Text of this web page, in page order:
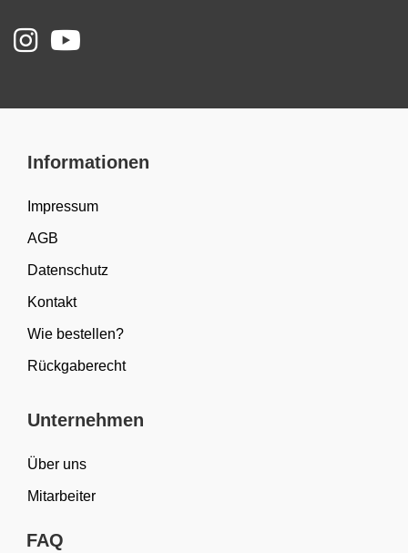
Informationen
Impressum
AGB
Datenschutz
Kontakt
Wie bestellen?
Rückgaberecht
Unternehmen
Über uns
Mitarbeiter
FAQ